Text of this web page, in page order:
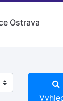
Ostrava